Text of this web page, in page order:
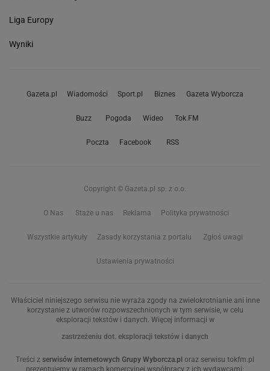
Liga Europy
Wyniki
Gazeta.pl Wiadomości Sport.pl Biznes Gazeta Wyborcza
Buzz Pogoda Wideo Tok.FM
Poczta Facebook RSS
Copyright © Gazeta.pl sp. z o.o.
O Nas Staże u nas Reklama Polityka prywatności
Wszystkie artykuły Zasady korzystania z portalu Zgłoś uwagi
Ustawienia prywatności
Właściciel niniejszego serwisu nie wyraża zgody na zwielokrotnianie ani inne
korzystanie z utworów rozpowszechnionych w tym serwisie, w celu
eksploracji tekstów i danych. Więcej informacji w
zastrzeżeniu dot. eksploracji tekstów i danych
Treści z serwisów internetowych Grupy Wyborcza.pl oraz serwisu tokfm.pl
prezentujemy w ramach komercyjnej współpracy z ich wydawcami: